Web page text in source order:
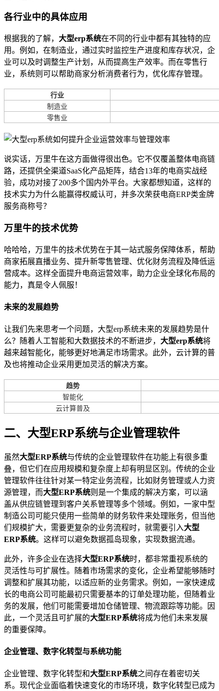
各行业中的具体应用
根据我的了解， 大型erp系统在不同的行业中都有其独特的应
用。例如，在制造业，通过实时监控生产进度和库存状况，企
业可以及时调整生产计划，从而提高生产效率。而在零售行
业，系统则可以帮助商家分析消费者行为，优化库存管理。
行业
制造业
零售业
说实话，万里牛在这方面做得很出色。它不仅覆盖整体电商链
路，还提供全渠道SaaS化产品矩阵，结合13年的电商实战经
验，成功对接了200多个国内外平台。大家都想知道，这样的
技术实力为什么能赢得权威认可，并多次荣获电商ERP类金牌
服务商称号？
万里牛的技术优势
哈哈哈，万里牛的技术优势在于其一站式服务保障体系，帮助
商家拓展直播业务、提升新零售管理、优化财务流程及降低运
营成本。这样全面提升电商运营效率，助力企业全球化布局的
能力，真是令人佩服！
未来的发展趋势
让我们先来思考一个问题，大型erp系统未来的发展趋势是什
么？随着人工智能和大数据技术的不断进步， 大型erp系统将
越来越智能化，能够更好地满足市场需求。此外，云计算的普
及也将推动企业采用更加灵活的解决方案。
趋势
智能化
云计算普及
二、大型ERP系统与企业管理软件
虽然大型ERP系统与传统的企业管理软件在功能上有很多重
叠，但它们在应用规模和复杂度上却有明显区别。传统的企业
管理软件往往针对某一特定业务流程，比如财务管理或人力资
源管理，而大型ERP系统则是一个集成的解决方案，可以涵
盖从供应链管理到客户关系管理等多个领域。例如，一家中型
制造公司可能只使用一些简单的财务软件来处理账务，但当他
们规模扩大，需要更复杂的业务流程时，就需要引入大型
ERP系统。这样可以避免数据孤岛现象，实现数据流通。
此外，许多企业在选择大型ERP系统时，都非常重视系统的
灵活性与可扩展性。随着市场需求的变化，企业希望能够随时
调整和扩展其功能，以适应新的业务需求。例如，一家快速成
长的电商公司可能最初只需要基本的订单处理功能，但随着业
务的发展，他们可能需要增加仓储管理、物流跟踪等功能。因
此，一个灵活且可扩展的大型ERP系统将成为他们未来发展
的重要保障。
企业管理、数字化转型与系统功能
企业管理、数字化转型和大型ERP系统之间存在着密切关
系。现代企业面临着快速变化的市场环境，数字化转型已成为